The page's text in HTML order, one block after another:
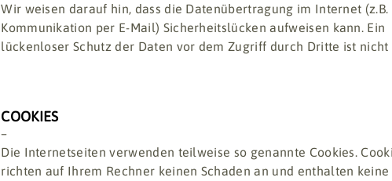
Wir weisen darauf hin, dass die Datenübertragung im Internet
Kommunikation per E-Mail) Sicherheitslücken aufweisen kann. Ein
lückenloser Schutz der Daten vor dem Zugriff durch Dritte ist nicht
COOKIES
–
Die Internetseiten verwenden teilweise so genannte Cookies.
richten auf Ihrem Rechner keinen Schaden an und enthalten keine